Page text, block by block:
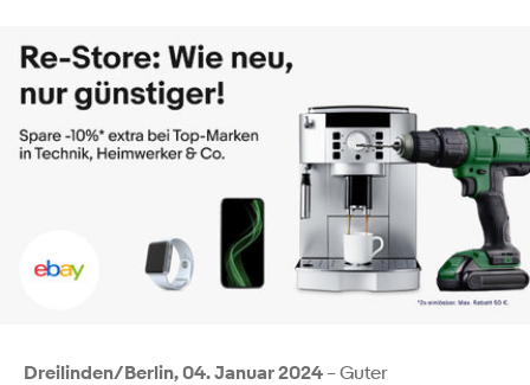
Dreilinden/Berlin, 04. Januar 2024 – Guter